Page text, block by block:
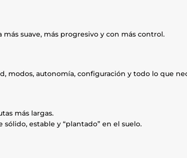
suave, más progresivo y con más control.
autonomía, configuración y todo lo que
más largas.
estable y “plantado” en el suelo.